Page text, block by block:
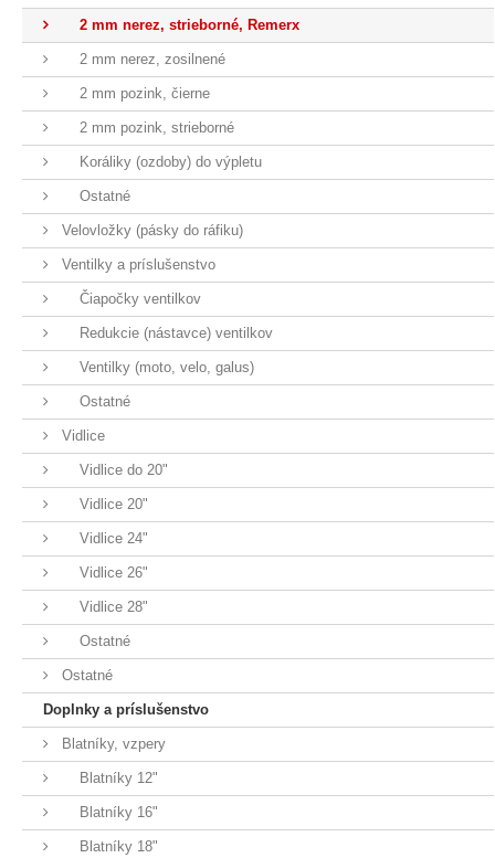
2 mm nerez, strieborné, Remerx
2 mm nerez, zosilnené
2 mm pozink, čierne
2 mm pozink, strieborné
Koráliky (ozdoby) do výpletu
Ostatné
Velovložky (pásky do ráfiku)
Ventilky a príslušenstvo
Čiapočky ventilkov
Redukcie (nástavce) ventilkov
Ventilky (moto, velo, galus)
Ostatné
Vidlice
Vidlice do 20"
Vidlice 20"
Vidlice 24"
Vidlice 26"
Vidlice 28"
Ostatné
Ostatné
Doplnky a príslušenstvo
Blatníky, vzpery
Blatníky 12"
Blatníky 16"
Blatníky 18"